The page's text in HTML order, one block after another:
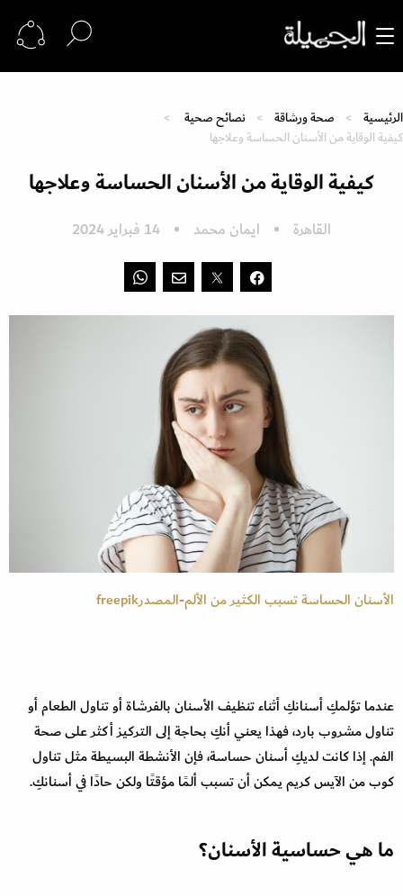
الرئيسية صحة ورشاقة
نصائح صحية
كيفية الوقاية من الأسنان الحساسة وعلاجها
كيفية الوقاية من الأسنان الحساسة وعلاجها
القاهرة ايمان محمد 14 فبراير 2024
الأسنان الحساسة تسبب الكثير من الألم-المصدرfreepik
عندما تؤلمكِ أسنانكِ أثناء تنظيف الأسنان بالفرشاة أو تناول الطعام أو
تناول مشروب بارد، فهذا يعني أنكِ بحاجة إلى التركيز أكثر على صحة
الفم. إذا كانت لديكِ أسنان حساسة، فإن الأنشطة البسيطة مثل تناول
كوب من الآيس كريم يمكن أن تسبب ألمًا مؤقتًا ولكن حادًا في أسنانكِ.
ما هي حساسية الأسنان؟